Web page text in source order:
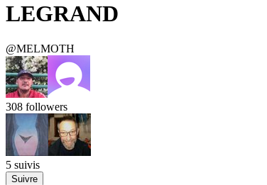
LEGRAND
@MELMOTH
308 followers
5 suivis
Suivre